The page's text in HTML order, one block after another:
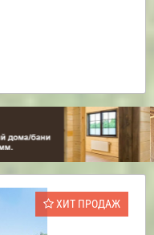
ХИТ ПРОДАЖ